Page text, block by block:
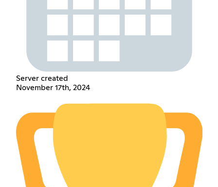
Server created
November 17th, 2024